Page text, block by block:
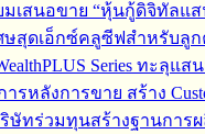
เสนอขาย “หุ้นกู้ดิจิทัลแส
ษสุดเอ็กซ์คลูซีฟสำหรับลูก
Series ทะลุแส
หลังการขาย สร้าง
ริษัทร่วมทุนสร้างฐานกา